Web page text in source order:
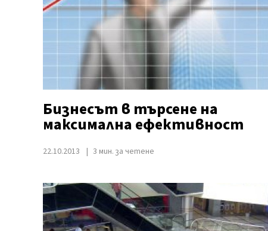
Бизнесът в търсене на
максимална ефективност
22.10.2013 3 мин. за четене